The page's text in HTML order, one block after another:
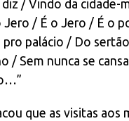
/ Vindo da cidade-
/ É o Jero / É o
palácio / Do
/ Sem nunca se
que as visitas aos